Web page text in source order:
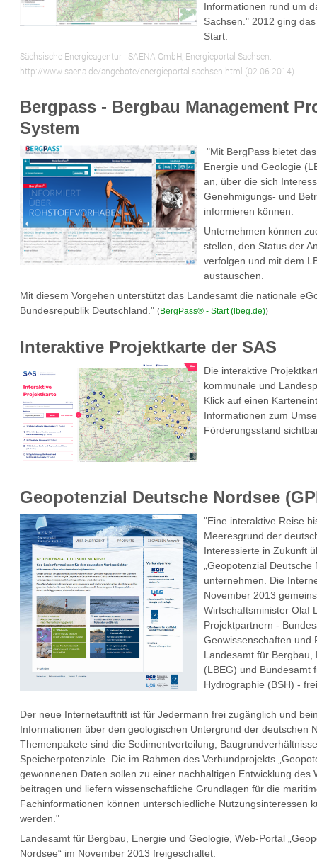
Informationen rund um
Sachsen." 2012 ging
Start.
Sächsische Energieagentur - SAENA GmbH, Energieportal Sachsen:
http://www.saena.de/angebote/energieportal-sachsen.html (02.06.2014)
Bergpass - Bergbau Management
System
"Mit BergPass bietet
Energie und Geologie
an, über die sich
Genehmigungs- und
informieren können.
Unternehmen können
stellen, den Status der
verfolgen und mit dem
austauschen.
Mit diesem Vorgehen unterstützt das Landesamt die nationale
Bundesrepublik Deutschland." (BergPass® - Start (lbeg.de))
Interaktive Projektkarte der SAS
Die interaktive
kommunale und
Klick auf einen
Informationen zum
Förderungsstand
Geopotenzial Deutsche Nordsee
"Eine interaktive Reise
Meeresgrund der
Interessierte in Zukunft
„Geopotenzial Deutsche
unternehmen. Die
November 2013
Wirtschaftsminister Olaf
Projektpartnern -
Geowissenschaften und
Landesamt für Bergbau,
(LBEG) und Bundesamt
Hydrographie (BSH) -
Der neue Internetauftritt ist für Jedermann frei zugänglich und
Informationen über den geologischen Untergrund der deutschen
Themenpakete sind die Sedimentverteilung,
Speicherpotenziale. Die im Rahmen des Verbundprojekts
gewonnenen Daten sollen zu einer nachhaltigen Entwicklung des
beitragen und liefern wissenschaftliche Grundlagen für die
Fachinformationen können unterschiedliche Nutzungsinteressen
werden."
Landesamt für Bergbau, Energie und Geologie, Web-Portal
Nordsee“ im November 2013 freigeschaltet.